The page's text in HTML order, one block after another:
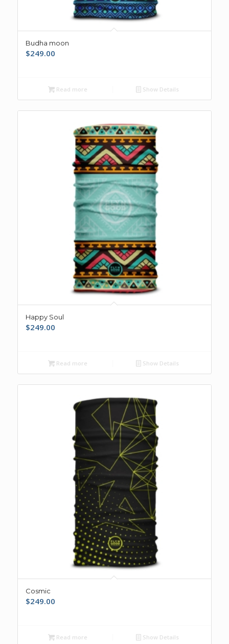
Budha moon
$249.00
Read more Show Details
Happy Soul
$249.00
Read more Show Details
Cosmic
$249.00
Read more Show Details